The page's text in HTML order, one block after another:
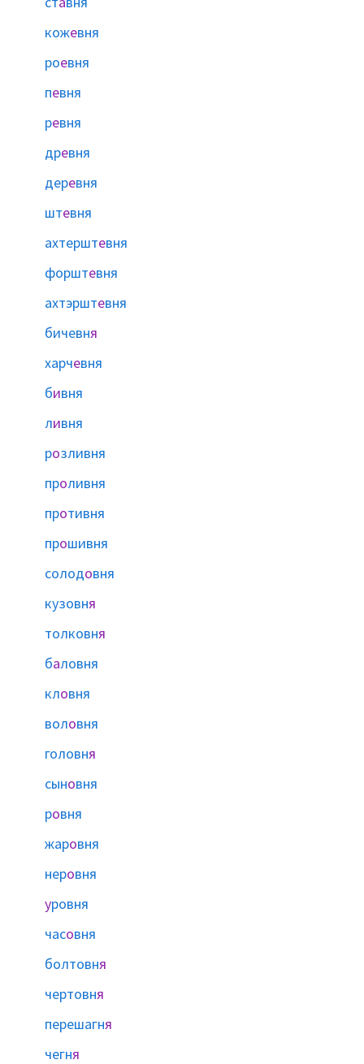
кожевня
роевня
певня
ревня
древня
деревня
штевня
ахтерштевня
форштевня
ахтэрштевня
бичевня
харчевня
бивня
ливня
розливня
проливня
противня
прошивня
солодовня
кузовня
толковня
баловня
кловня
воловня
головня
сыновня
ровня
жаровня
неровня
уровня
часовня
болтовня
чертовня
перешагня
чегня